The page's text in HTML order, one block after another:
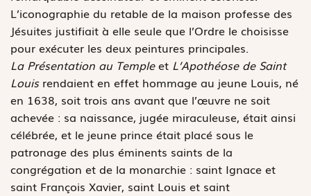
L’iconographie du retable de la maison professe des
Jésuites justifiait à elle seule que l’Ordre le choisisse
pour exécuter les deux peintures principales.
La Présentation au Templeet L’Apothéose de Saint
Louis rendaient en effet hommage au jeune Louis, né
en 1638, soit trois ans avant que l’œuvre ne soit
achevée : sa naissance, jugée miraculeuse, était ainsi
célébrée, et le jeune prince était placé sous le
patronage des plus éminents saints de la
congrégation et de la monarchie : saint Ignace et
saint François Xavier, saint Louis et saint